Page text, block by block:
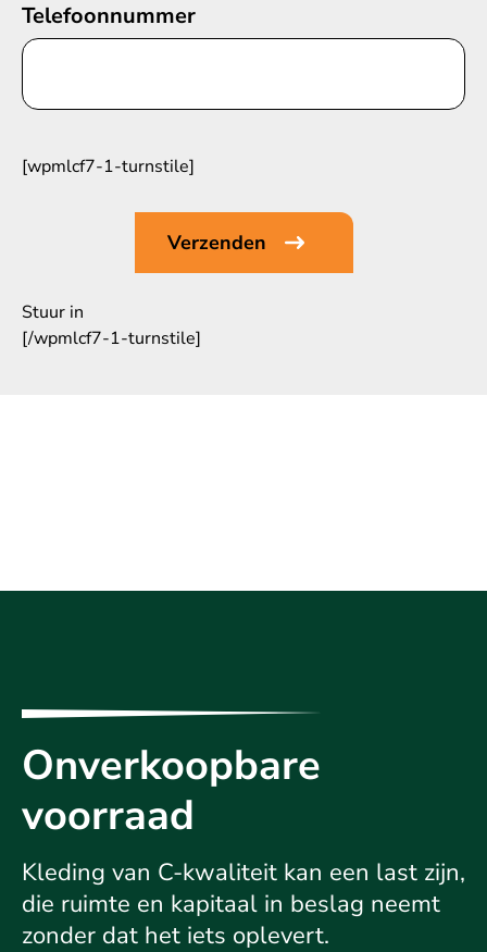
Telefoonnummer
[wpmlcf7-1-turnstile]
Stuur in
[/wpmlcf7-1-turnstile]
Onverkoopbare
voorraad
Kleding van C-kwaliteit kan een last zijn,
die ruimte en kapitaal in beslag neemt
zonder dat het iets oplevert.